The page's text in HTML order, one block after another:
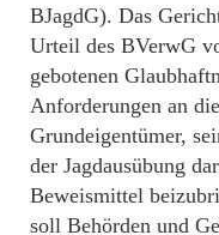
BJagdG). Das
Urteil des BVerwG
gebotenen
Anforderungen an
Grundeigentümer,
der Jagdausübung
Beweismittel
soll Behörden und